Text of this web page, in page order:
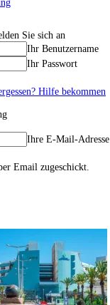
Sie sich an
Ihr Benutzername
Ihr Passwort
Hilfe bekommen
Ihre E-Mail-Adresse
Email zugeschickt.